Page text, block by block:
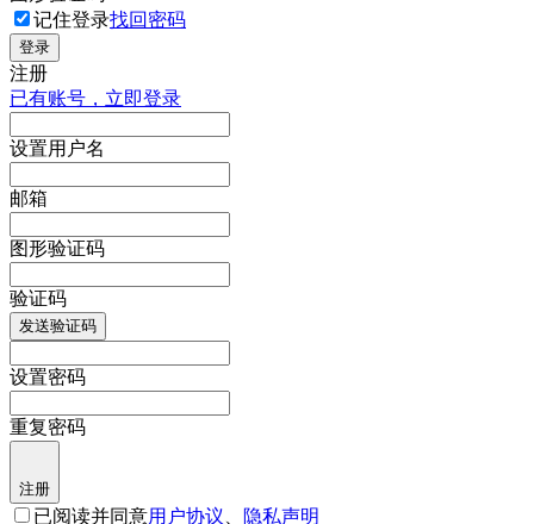
记住登录找回密码
登录
注册
已有账号，立即登录
设置用户名
邮箱
图形验证码
验证码
发送验证码
设置密码
重复密码
注册
已阅读并同意用户协议 隐私声明